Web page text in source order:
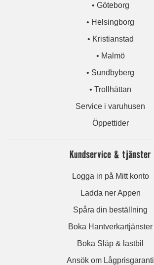
• Göteborg
• Helsingborg
• Kristianstad
• Malmö
• Sundbyberg
• Trollhättan
Service i varuhusen
Öppettider
Kundservice & tjänster
Logga in på Mitt konto
Ladda ner Appen
Spåra din beställning
Boka Hantverkartjänster
Boka Släp & lastbil
Ansök om Lågprisgaranti